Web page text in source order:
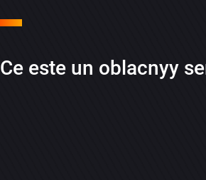
Ce este un oblacnyy